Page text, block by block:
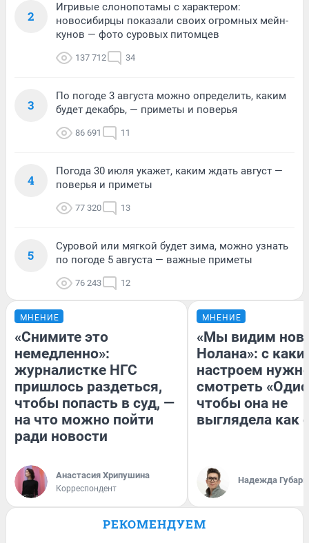
2
Игривые слонопотамы с характером:
новосибирцы показали своих огромных мейн-
кунов — фото суровых питомцев
137 712 34
3
По погоде 3 августа можно определить, каким
будет декабрь, — приметы и поверья
86 691 11
4
Погода 30 июля укажет, каким ждать август —
поверья и приметы
77 320 13
5
Суровой или мягкой будет зима, можно узнать
по погоде 5 августа — важные приметы
76 243 12
МНЕНИЕ
«Снимите это
немедленно»:
журналистке НГС
пришлось раздеться,
чтобы попасть в суд, —
на что можно пойти
ради новости
Анастасия Хрипушина
Корреспондент
МНЕНИЕ
«Мы видим
Нолана»: с
настроем
смотреть
чтобы она не
выглядела как
Надежда Губарь
РЕКОМЕНДУЕМ